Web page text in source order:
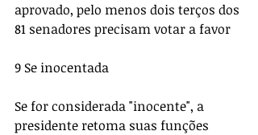
aprovado, pelo menos dois terços dos
81 senadores precisam votar a favor
9 Se inocentada
Se for considerada "inocente", a
presidente retoma suas funções